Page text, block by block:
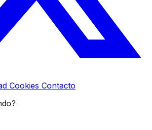
Cookies Contacto